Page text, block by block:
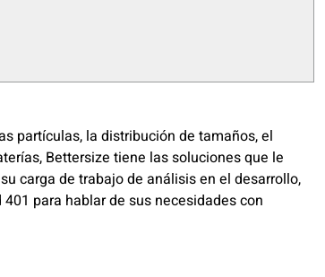
partículas, la distribución de tamaños, el
Bettersize tiene las soluciones que le
carga de trabajo de análisis en el desarrollo,
para hablar de sus necesidades con